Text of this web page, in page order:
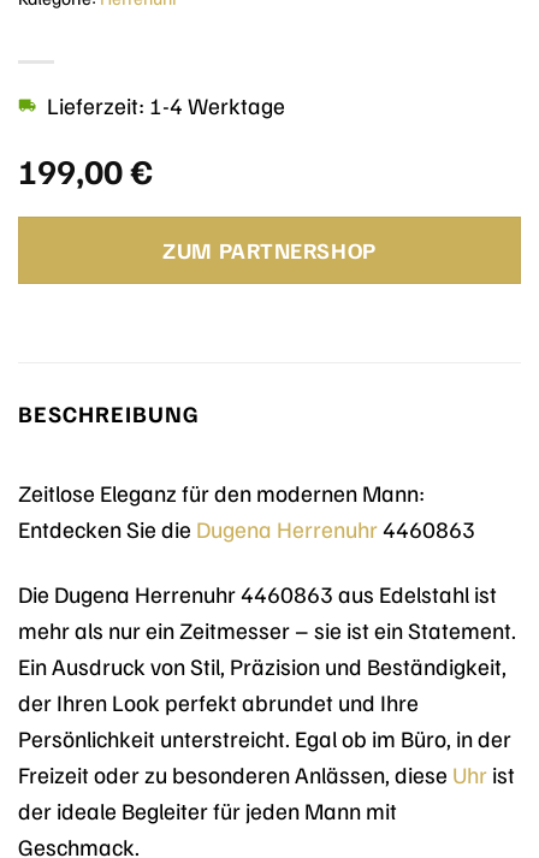
199,00€
Lieferzeit: 1-4 Werktage
ZUM PARTNERSHOP
BESCHREIBUNG
Zeitlose Eleganz für den modernen Mann:
Entdecken Sie die Dugena Herrenuhr4460863
Die Dugena Herrenuhr 4460863 aus Edelstahl ist
mehr als nur ein Zeitmesser – sie ist ein Statement.
Ein Ausdruck von Stil, Präzision und Beständigkeit,
der Ihren Look perfekt abrundet und Ihre
Persönlichkeit unterstreicht. Egal ob im Büro, in der
Freizeit oder zu besonderen Anlässen, diese Uhr ist
der ideale Begleiter für jeden Mann mit
Geschmack.